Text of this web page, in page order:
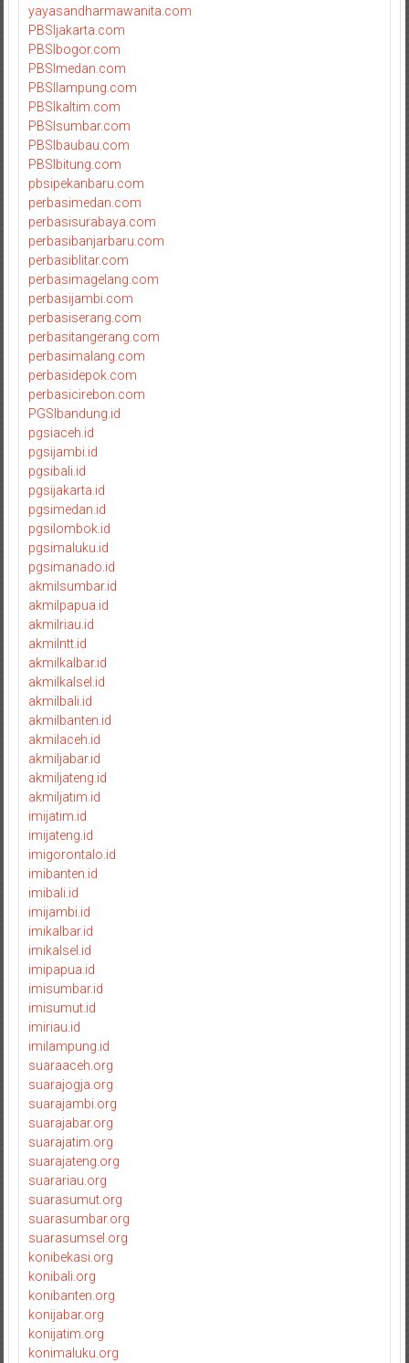
yayasandharmawanita.com
PBSIjakarta.com
PBSIbogor.com
PBSImedan.com
PBSIlampung.com
PBSIkaltim.com
PBSIsumbar.com
PBSIbaubau.com
PBSIbitung.com
pbsipekanbaru.com
perbasimedan.com
perbasisurabaya.com
perbasibanjarbaru.com
perbasiblitar.com
perbasimagelang.com
perbasijambi.com
perbasiserang.com
perbasitangerang.com
perbasimalang.com
perbasidepok.com
perbasicirebon.com
PGSIbandung.id
pgsiaceh.id
pgsijambi.id
pgsibali.id
pgsijakarta.id
pgsimedan.id
pgsilombok.id
pgsimaluku.id
pgsimanado.id
akmilsumbar.id
akmilpapua.id
akmilriau.id
akmilntt.id
akmilkalbar.id
akmilkalsel.id
akmilbali.id
akmilbanten.id
akmilaceh.id
akmiljabar.id
akmiljateng.id
akmiljatim.id
imijatim.id
imijateng.id
imigorontalo.id
imibanten.id
imibali.id
imijambi.id
imikalbar.id
imikalsel.id
imipapua.id
imisumbar.id
imisumut.id
imiriau.id
imilampung.id
suaraaceh.org
suarajogja.org
suarajambi.org
suarajabar.org
suarajatim.org
suarajateng.org
suarariau.org
suarasumut.org
suarasumbar.org
suarasumsel.org
konibekasi.org
konibali.org
konibanten.org
konijabar.org
konijatim.org
konimaluku.org